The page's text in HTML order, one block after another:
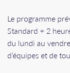
Le programme
Standard + 2
du lundi au
d’équipes et de